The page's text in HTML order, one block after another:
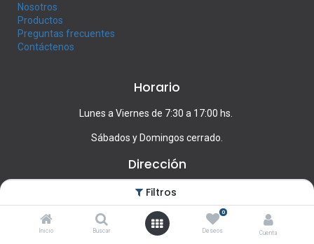
Filtros
Inicio Buscar
0
Deseos Cuenta
Nosotros
Productos
Preguntas frecuentes
Contáctenos
Horario
Lunes a Viernes de 7:30 a 17:00 hs.
Sábados y Domingos cerrado.
Dirección
Francisco Llambí 1439, Montevideo
Contacte con nosotros